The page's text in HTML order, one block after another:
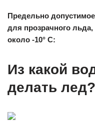
Предельно
для прозрачного
около -10° С:
Из какой
делать лед?